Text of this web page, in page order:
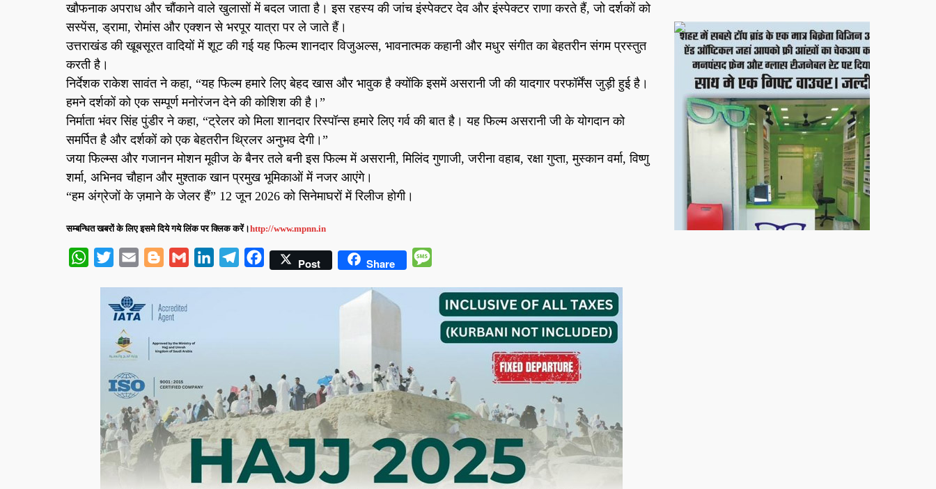
खौफनाक अपराध और चौंकाने वाले खुलासों में बदल जाता है। इस रहस्य की जांच इंस्पेक्टर देव और इंस्पेक्टर राणा करते हैं, जो दर्शकों को
सस्पेंस, ड्रामा, रोमांस और एक्शन से भरपूर यात्रा पर ले जाते हैं।
उत्तराखंड की खूबसूरत वादियों में शूट की गई यह फिल्म शानदार विजुअल्स, भावनात्मक कहानी और मधुर संगीत का बेहतरीन संगम प्रस्तुत
करती है।
निर्देशक राकेश सावंत ने कहा, “यह फिल्म हमारे लिए बेहद खास और भावुक है क्योंकि इसमें असरानी जी की यादगार परफॉर्मेंस जुड़ी हुई है।
हमने दर्शकों को एक सम्पूर्ण मनोरंजन देने की कोशिश की है।”
निर्माता भंवर सिंह पुंडीर ने कहा, “ट्रेलर को मिला शानदार रिस्पॉन्स हमारे लिए गर्व की बात है। यह फिल्म असरानी जी के योगदान को
समर्पित है और दर्शकों को एक बेहतरीन थ्रिलर अनुभव देगी।”
जया फिल्म्स और गजानन मोशन मूवीज के बैनर तले बनी इस फिल्म में असरानी, मिलिंद गुणाजी, जरीना वहाब, रक्षा गुप्ता, मुस्कान वर्मा, विष्णु
शर्मा, अभिनव चौहान और मुश्ताक खान प्रमुख भूमिकाओं में नजर आएंगे।
“हम अंग्रेजों के ज़माने के जेलर हैं” 12 जून 2026 को सिनेमाघरों में रिलीज होगी।
सम्बन्धित खबरों के लिए इसमे दिये गये लिंक पर क्लिक करें।http://www.mpnn.in
WhatsApp
Twitter Email BloggerGmail LinkedInTelegramFacebookPost Share